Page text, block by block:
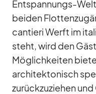
Ent­span­nungs-
bei­den
can­tieri Werft im
steht, wird den
Mög­lich­kei­ten
ar­chi­tek­to­nisch
zu­rück­zu­zie­hen